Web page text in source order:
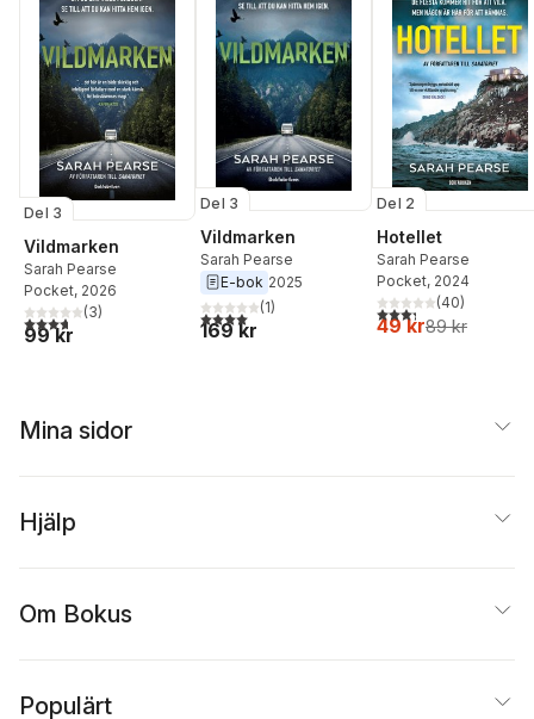
Del 3
Vildmarken
Sarah Pearse
Pocket, 2026
3,7utav 5 stjärnor. Totalt antal röster:
(3)
99 kr
Del 3
Vildmarken
Sarah Pearse
E-bok 2025
4,0utav 5 stjärnor. Totalt antal röster:
(1)
169 kr
Del 2
Hotellet
Sarah Pearse
Pocket, 2024
3,3utav 5 stjärnor.
(40)
49 kr89 kr
Mina sidor
Hjälp
Om Bokus
Populärt